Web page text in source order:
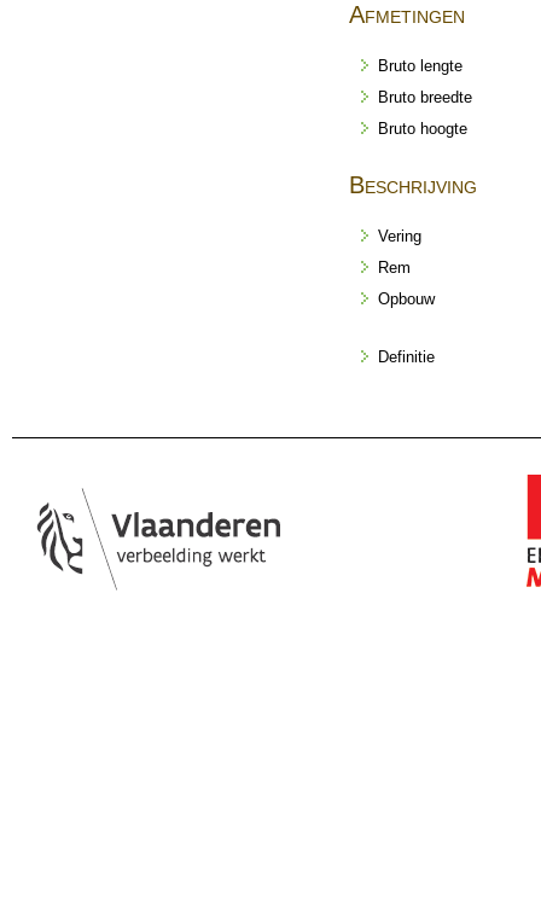
Afmetingen
Bruto lengte
Bruto breedte
Bruto hoogte
Beschrijving
Vering
Rem
Opbouw
Definitie